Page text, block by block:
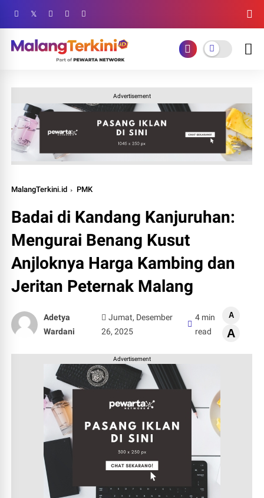
Advertisement
MalangTerkini.id PMK
Badai di Kandang Kanjuruhan:
Mengurai Benang Kusut
Anjloknya Harga Kambing dan
Jeritan Peternak Malang
Adetya
Wardani
Jumat, Desember
26, 2025
4 min
read
A
A
Advertisement